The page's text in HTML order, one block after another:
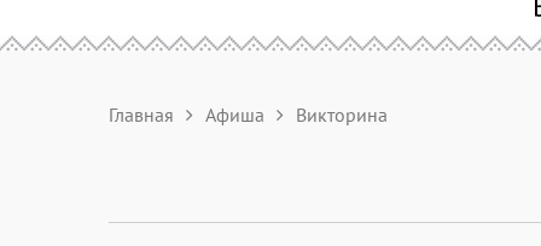
Главная Афиша Викторина